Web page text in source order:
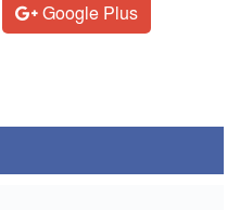
Google Plus